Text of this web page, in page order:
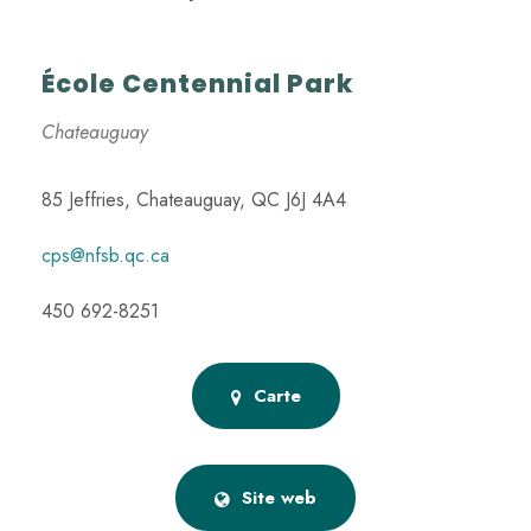
École Centennial Park
Chateauguay
85 Jeffries, Chateauguay, QC J6J 4A4
cps@nfsb.qc.ca
450 692-8251
Carte
Site web